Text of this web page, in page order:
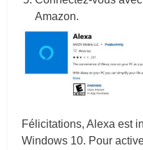
Amazon.
Félicitations, Alexa est
Windows 10. Pour